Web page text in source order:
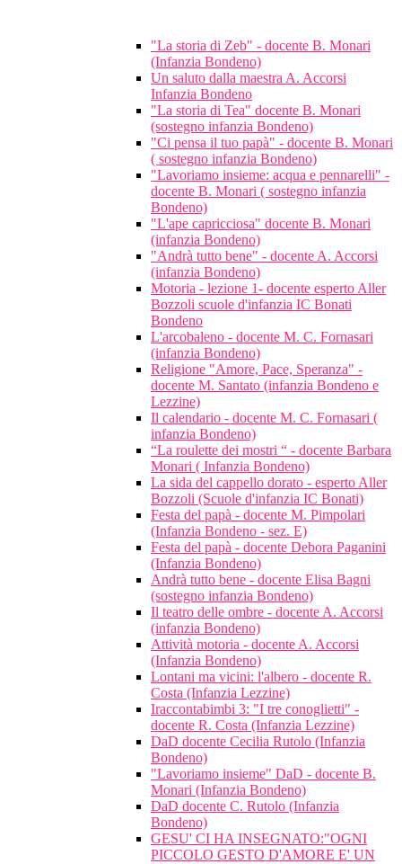
"La storia di Zeb" - docente B. Monari
(Infanzia Bondeno)
Un saluto dalla maestra A. Accorsi
Infanzia Bondeno
"La storia di Tea" docente B. Monari
(sostegno infanzia Bondeno)
"Ci pensa il tuo papà" - docente B. Monari
( sostegno infanzia Bondeno)
"Lavoriamo insieme: acqua e pennarelli" -
docente B. Monari ( sostegno infanzia
Bondeno)
"L'ape capricciosa" docente B. Monari
(infanzia Bondeno)
"Andrà tutto bene" - docente A. Accorsi
(infanzia Bondeno)
Motoria - lezione 1- docente esperto Aller
Bozzoli scuole d'infanzia IC Bonati
Bondeno
L'arcobaleno - docente M. C. Fornasari
(infanzia Bondeno)
Religione "Amore, Pace, Speranza" -
docente M. Santato (infanzia Bondeno e
Lezzine)
Il calendario - docente M. C. Fornasari (
infanzia Bondeno)
“La roulette dei mostri “ - docente Barbara
Monari ( Infanzia Bondeno)
La sida del cappello dorato - esperto Aller
Bozzoli (Scuole d'infanzia IC Bonati)
Festa del papà - docente M. Pimpolari
(Infanzia Bondeno - sez. E)
Festa del papà - docente Debora Paganini
(Infanzia Bondeno)
Andrà tutto bene - docente Elisa Bagni
(sostegno infanzia Bondeno)
Il teatro delle ombre - docente A. Accorsi
(infanzia Bondeno)
Attività motoria - docente A. Accorsi
(Infanzia Bondeno)
Lontani ma vicini: l'albero - docente R.
Costa (Infanzia Lezzine)
Iraccontabimbi 3: "I tre conoglietti" -
docente R. Costa (Infanzia Lezzine)
DaD docente Cecilia Rutolo (Infanzia
Bondeno)
"Lavoriamo insieme" DaD - docente B.
Monari (Infanzia Bondeno)
DaD docente C. Rutolo (Infanzia
Bondeno)
GESU' CI HA INSEGNATO:"OGNI
PICCOLO GESTO D'AMORE E' UN